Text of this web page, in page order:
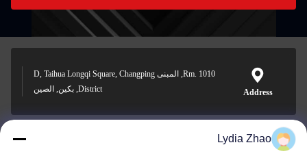
Address
Rm. 1010, المبنى D, Taihua Longqi Square, Changping
District, بكين, الصين
Lydia Zhao